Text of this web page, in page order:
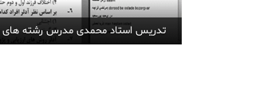
تدریس استاد محمدی مدرس رشته های